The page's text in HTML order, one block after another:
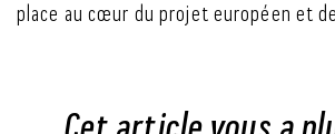
place au cœur du projet européen et